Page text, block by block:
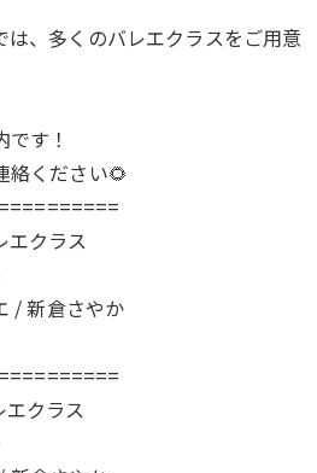
、多くのバレエクラスをご用意
す！
絡ください🌻
エクラス
/ 新倉さやか
クラス